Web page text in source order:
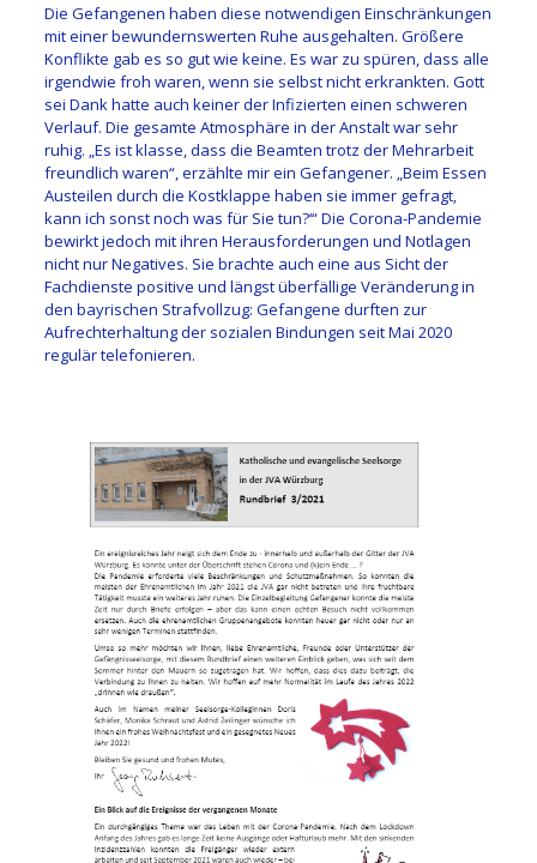
Die Gefangenen haben diese notwendigen Einschränkungen
mit einer bewundernswerten Ruhe ausgehalten. Größere
Konflikte gab es so gut wie keine. Es war zu spüren, dass alle
irgendwie froh waren, wenn sie selbst nicht erkrankten. Gott
sei Dank hatte auch keiner der Infizierten einen schweren
Verlauf. Die gesamte Atmosphäre in der Anstalt war sehr
ruhig. „Es ist klasse, dass die Beamten trotz der Mehrarbeit
freundlich waren“, erzählte mir ein Gefangener. „Beim Essen
Austeilen durch die Kostklappe haben sie immer gefragt‚
kann ich sonst noch was für Sie tun?‘“ Die Corona-Pandemie
bewirkt jedoch mit ihren Herausforderungen und Notlagen
nicht nur Negatives. Sie brachte auch eine aus Sicht der
Fachdienste positive und längst überfällige Veränderung in
den bayrischen Strafvollzug: Gefangene durften zur
Aufrechterhaltung der sozialen Bindungen seit Mai 2020
regulär telefonieren.